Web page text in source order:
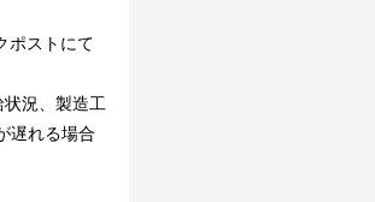
ポストにて
況、製造工
遅れる場合